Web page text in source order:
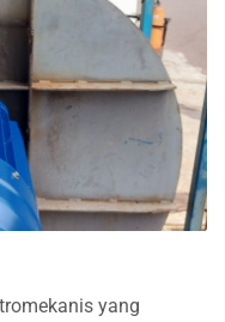
yang